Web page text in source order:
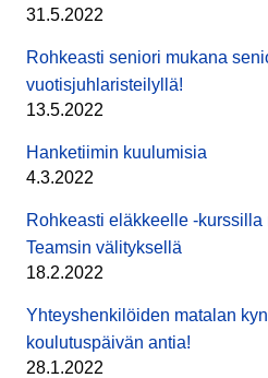
31.5.2022
Rohkeasti seniori mukana
vuotisjuhlaristeilyllä!
13.5.2022
Hanketiimin kuulumisia
4.3.2022
Rohkeasti eläkkeelle -
Teamsin välityksellä
18.2.2022
Yhteyshenkilöiden matalan
koulutuspäivän antia!
28.1.2022